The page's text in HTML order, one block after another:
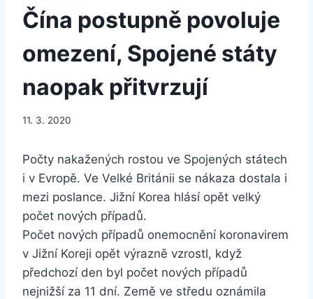
Čína postupně povoluje
omezení, Spojené státy
naopak přitvrzují
11. 3. 2020
Počty nakažených rostou ve Spojených státech
i v Evropě. Ve Velké Británii se nákaza dostala i
mezi poslance. Jižní Korea hlásí opět velký
počet nových případů.
Počet nových případů onemocnění koronavirem
v Jižní Koreji opět výrazně vzrostl, když
předchozí den byl počet nových případů
nejnižší za 11 dní. Země ve středu oznámila